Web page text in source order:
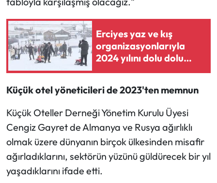
Erciyes yaz ve kış
organizasyonlarıyla
2024 yılını dolu dolu
geçirecek
Küçük otel yöneticileri de 2023'ten memnun
Küçük Oteller Derneği Yönetim Kurulu Üyesi
Cengiz Gayret de Almanya ve Rusya ağırlıklı
olmak üzere dünyanın birçok ülkesinden misafir
ağırladıklarını, sektörün yüzünü güldürecek bir yıl
yaşadıklarını ifade etti.